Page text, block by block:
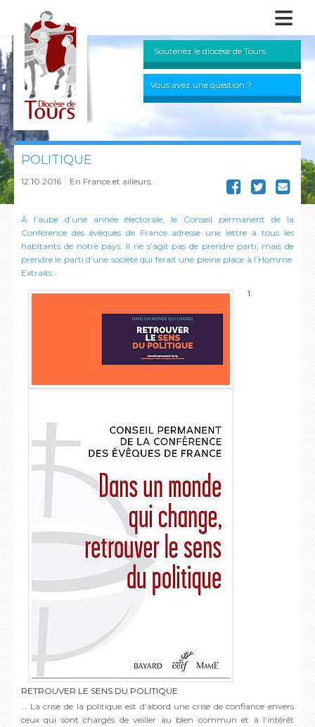
≡
Soutenez le diocèse de Tours
Vous avez une question ?
POLITIQUE
12.10.2016 En France et ailleurs...
À l’aube d’une année électorale, le Conseil permanent de la
Conférence des évêques de France adresse une lettre à tous les
habitants de notre pays. Il ne s’agit pas de prendre parti, mais de
prendre le parti d’une société qui ferait une pleine place à l’Homme.
Extraits...
1.
RETROUVER LE SENS DU POLITIQUE
… La crise de la politique est d’abord une crise de confiance envers
ceux qui sont chargés de veiller au bien commun et à l’intérêt